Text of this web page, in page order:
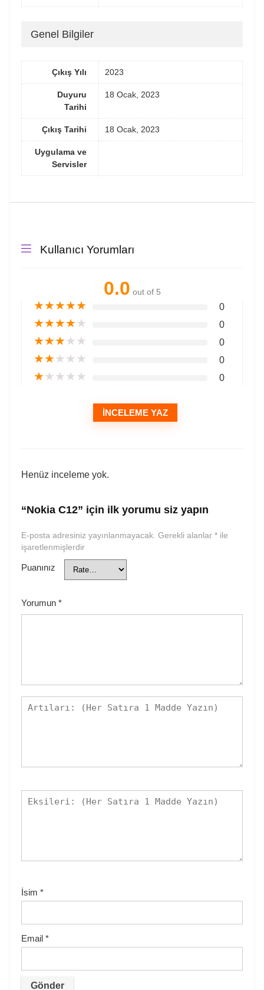
Genel Bilgiler
Çıkış Yılı 2023
Duyuru
Tarihi
18 Ocak, 2023
Çıkış Tarihi 18 Ocak, 2023
Uygulama ve
Servisler
Kullanıcı Yorumları
0.0 out of 5
★★★★★ 0
★★★★★ 0
★★★★★ 0
★★★★★ 0
★★★★★ 0
İNCELEME YAZ
Henüz inceleme yok.
“Nokia C12” için ilk yorumu siz yapın
E-posta adresiniz yayınlanmayacak. Gerekli alanlar * ile
işaretlenmişlerdir
Puanınız
Yorumun *
İsim *
Email *